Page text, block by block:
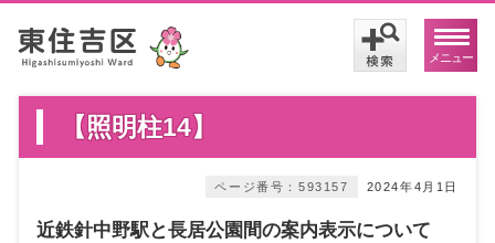
メニュー
【照明柱14】
2024年4月1日
ページ番号：593157
近鉄針中野駅と長居公園間の案内表示について